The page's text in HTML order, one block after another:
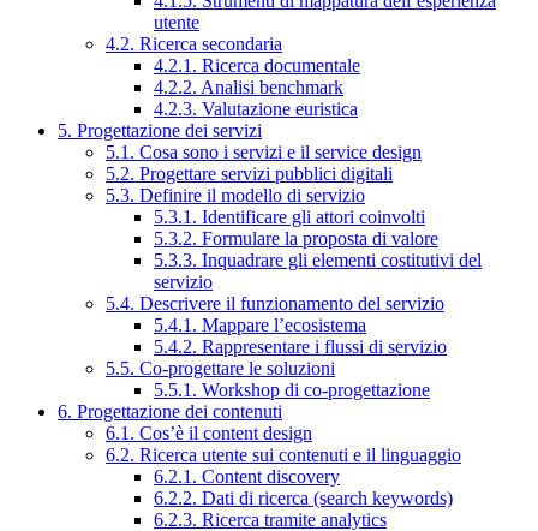
utente
4.2. Ricerca secondaria
4.2.1. Ricerca documentale
4.2.2. Analisi benchmark
4.2.3. Valutazione euristica
5. Progettazione dei servizi
5.1. Cosa sono i servizi e il service design
5.2. Progettare servizi pubblici digitali
5.3. Definire il modello di servizio
5.3.1. Identificare gli attori coinvolti
5.3.2. Formulare la proposta di valore
5.3.3. Inquadrare gli elementi costitutivi del
servizio
5.4. Descrivere il funzionamento del servizio
5.4.1. Mappare l’ecosistema
5.4.2. Rappresentare i flussi di servizio
5.5. Co-progettare le soluzioni
5.5.1. Workshop di co-progettazione
6. Progettazione dei contenuti
6.1. Cos’è il content design
6.2. Ricerca utente sui contenuti e il linguaggio
6.2.1. Content discovery
6.2.2. Dati di ricerca (search keywords)
6.2.3. Ricerca tramite analytics